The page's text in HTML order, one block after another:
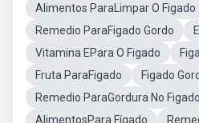
Alimentos ParaLimpar O Figado
Remedio ParaFigado Gordo
Vitamina EPara O Figado
Fruta ParaFigado
Figado
Remedio ParaGordura No Figado
AlimentosPara Fígado